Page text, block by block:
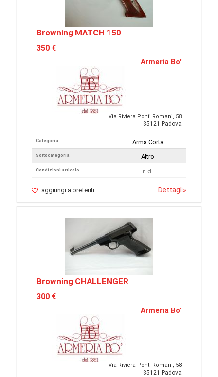
Browning MATCH 150
350 €
Armeria Bo'
Via Riviera Ponti Romani, 58
35121 Padova
Categoria
Sottocategoria
Condizioni articolo
Arma Corta
Altro
n.d.
aggiungi a preferiti Dettagli»
Browning CHALLENGER
300 €
Armeria Bo'
Via Riviera Ponti Romani, 58
35121 Padova